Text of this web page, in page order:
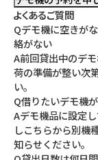
よくあるご質問
Qデモ機に空きが
絡がない
A前回貸出中のデ
荷の準備が整い次
い。
Q借りたいデモ機
Aデモ機品に設定
しこちらから別機
知らせください。